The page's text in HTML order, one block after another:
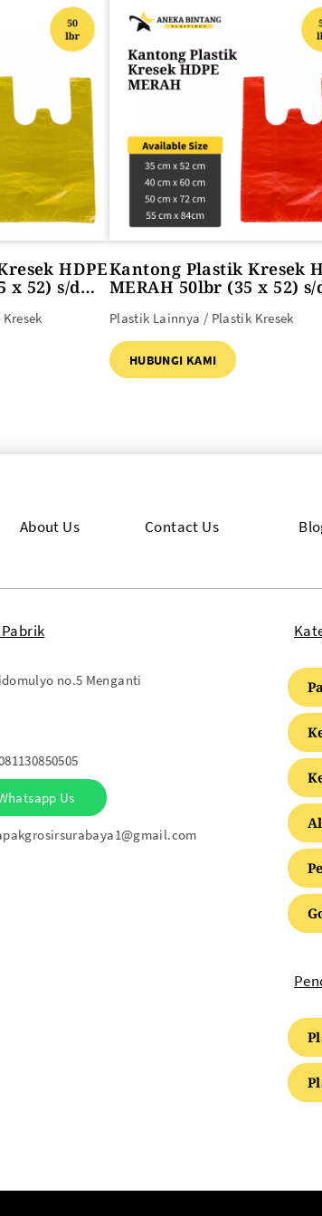
PRODUK
HDPE
x 52) s/d
Kantong Plastik Kresek
MERAH 50lbr (35 x 52) s/
Plastik Lainnya / Plastik Kresek
HUBUNGI KAMI
About Us Contact Us
no.5 Menganti
Us